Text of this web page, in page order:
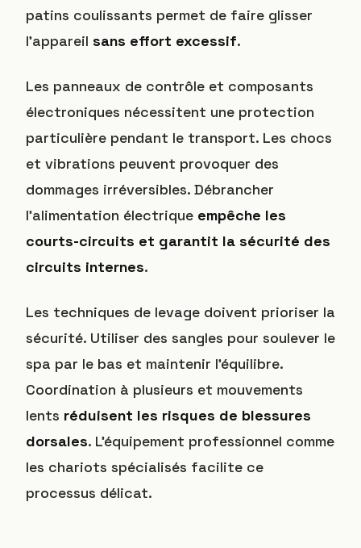
patins coulissants permet de faire glisser
l’appareil sans effort excessif.
Les panneaux de contrôle et composants
électroniques nécessitent une protection
particulière pendant le transport. Les chocs
et vibrations peuvent provoquer des
dommages irréversibles. Débrancher
l’alimentation électrique empêche les
courts-circuits et garantit la sécurité des
circuits internes.
Les techniques de levage doivent prioriser la
sécurité. Utiliser des sangles pour soulever le
spa par le bas et maintenir l’équilibre.
Coordination à plusieurs et mouvements
lents réduisent les risques de blessures
dorsales. L’équipement professionnel comme
les chariots spécialisés facilite ce
processus délicat.